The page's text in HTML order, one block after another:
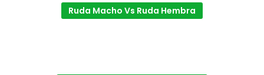
Ruda Macho Vs Ruda Hembra